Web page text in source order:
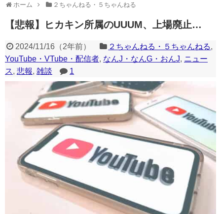
一部のコンテンツが表示されなくなったり、サイト全体のレイアウトが崩れ
たりする場合があります。
ホーム ２ちゃんねる・５ちゃんねる
【悲報】ヒカキン所属のUUUM、上場廃止…
2024/11/16（2年前） ２ちゃんねる・５ちゃんねる,
YouTube・VTube・配信者, なんJ・なんG・おんJ, ニュー
ス, 悲報, 雑談 1